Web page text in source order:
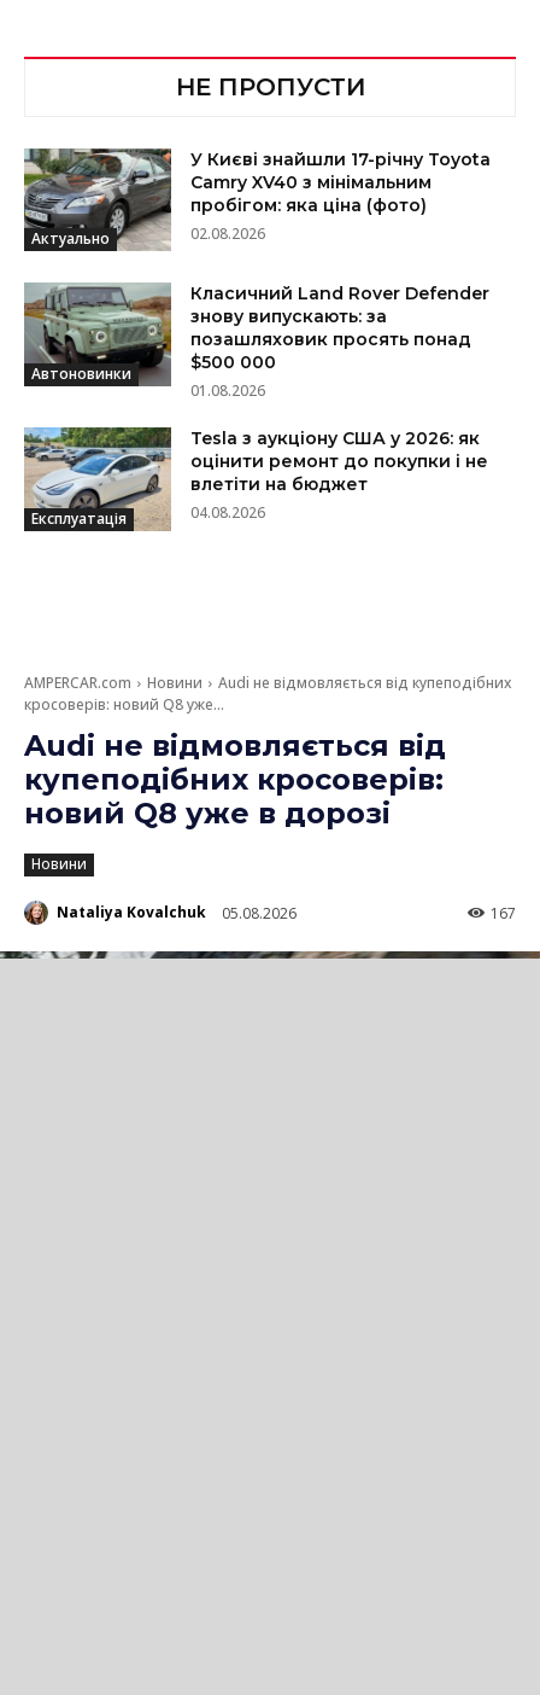
НЕ ПРОПУСТИ
Актуально
У Києві знайшли 17-річну Toyota
Camry XV40 з мінімальним
пробігом: яка ціна (фото)
02.08.2026
Автоновинки
Класичний Land Rover Defender
знову випускають: за
позашляховик просять понад
$500 000
01.08.2026
Експлуатація
Tesla з аукціону США у 2026: як
оцінити ремонт до покупки і не
влетіти на бюджет
04.08.2026